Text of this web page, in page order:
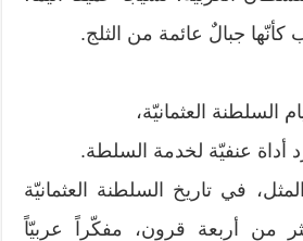
كأنّها جبالٌ عائمة من الثلج.
السلطنة العثمانيّة،
أداة عنفيّة لخدمة السلطة.
في تاريخ السلطنة العثمانيّة
من أربعة قرون، مفكّراً عربيّاً